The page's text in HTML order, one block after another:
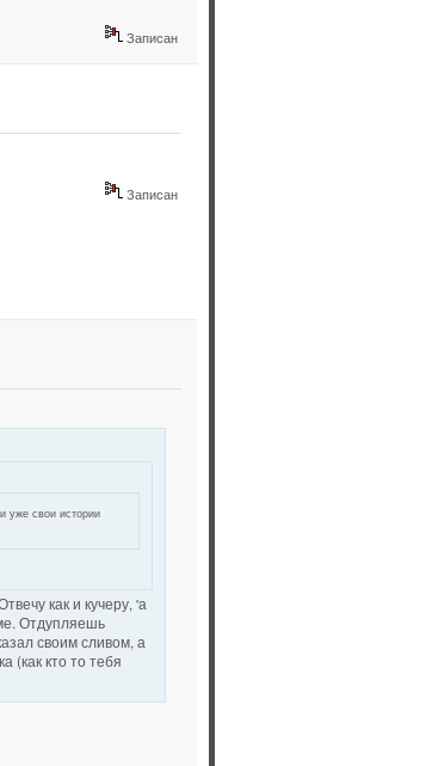
Записан
Записан
уже свои истории
как и кучеру, 'а
Отдупляешь
своим сливом, а
(как кто то тебя